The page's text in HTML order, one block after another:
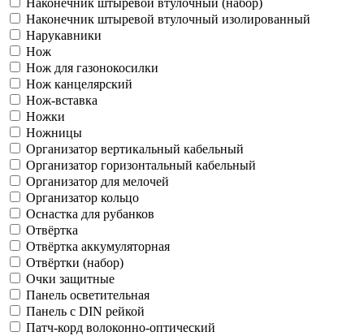
Наконечник штыревой втулочный (набор)
Наконечник штыревой втулочный изолированный
Нарукавники
Нож
Нож для газонокосилки
Нож канцелярский
Нож-вставка
Ножки
Ножницы
Организатор вертикальный кабельный
Организатор горизонтальный кабельный
Организатор для мелочей
Организатор кольцо
Оснастка для рубанков
Отвёртка
Отвёртка аккумуляторная
Отвёртки (набор)
Очки защитные
Панель осветительная
Панель с DIN рейкой
Патч-корд волоконно-оптический